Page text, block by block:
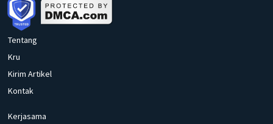
Tentang
Kru
Kirim Artikel
Kontak
Kerjasama